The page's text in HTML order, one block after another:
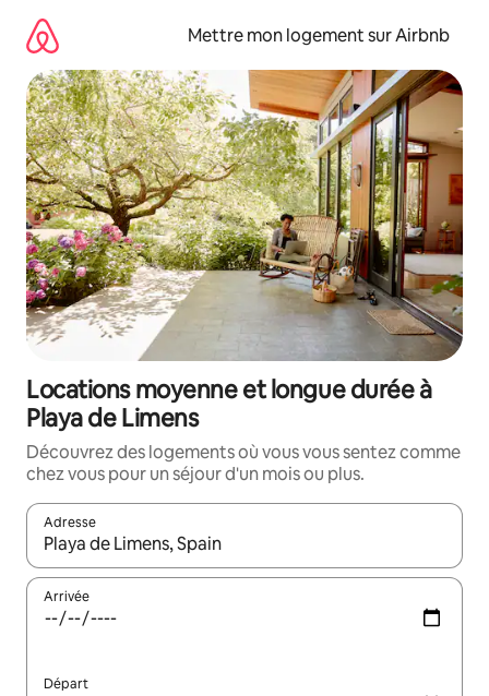
directement
contenu
Mettre mon logement sur Airbnb
Locations moyenne et longue durée à
Playa de Limens
Découvrez des logements où vous vous sentez comme
chez vous pour un séjour d'un mois ou plus.
Adresse
Lorsque les résultats s'affichent, utilisez les flèches vers le
Arrivée
Départ